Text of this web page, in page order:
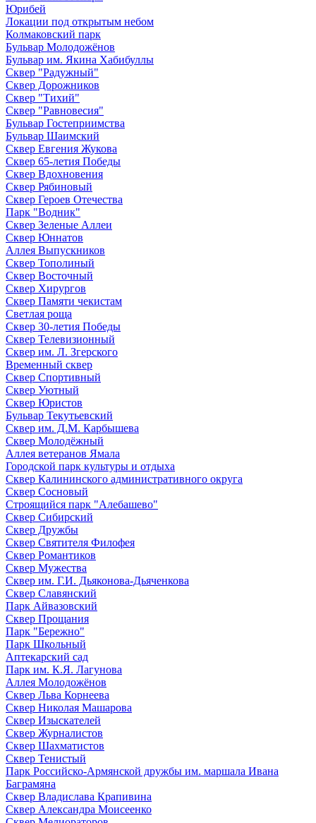
Юрибей
Локации под открытым небом
Колмаковский парк
Бульвар Молодожёнов
Бульвар им. Якина Хабибуллы
Сквер "Радужный"
Сквер Дорожников
Сквер "Тихий"
Cквер "Равновесия"
Бульвар Гостеприимства
Бульвар Шаимский
Сквер Евгения Жукова
Сквер 65-летия Победы
Сквер Вдохновения
Сквер Рябиновый
Сквер Героев Отечества
Парк "Водник"
Сквер Зеленые Аллеи
Сквер Юннатов
Аллея Выпускников
Сквер Тополиный
Сквер Восточный
Сквер Хирургов
Сквер Памяти чекистам
Светлая роща
Сквер 30-летия Победы
Сквер Телевизионный
Сквер им. Л. Згерского
Временный сквер
Сквер Спортивный
Сквер Уютный
Сквер Юристов
Бульвар Текутьевский
Сквер им. Д.М. Карбышева
Сквер Молодёжный
Аллея ветеранов Ямала
Городской парк культуры и отдыха
Сквер Калининского административного округа
Сквер Сосновый
Строящийся парк "Алебашево"
Сквер Сибирский
Сквер Дружбы
Сквер Святителя Филофея
Сквер Романтиков
Сквер Мужества
Сквер им. Г.И. Дьяконова-Дьяченкова
Сквер Славянский
Парк Айвазовский
Сквер Прощания
Парк "Бережно"
Парк Школьный
Аптекарский сад
Парк им. К.Я. Лагунова
Аллея Молодожёнов
Сквер Льва Корнеева
Сквер Николая Машарова
Сквер Изыскателей
Сквер Журналистов
Сквер Шахматистов
Сквер Тенистый
Парк Российско-Армянской дружбы им. маршала Ивана
Баграмяна
Сквер Владислава Крапивина
Сквер Александра Моисеенко